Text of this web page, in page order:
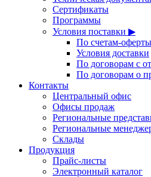
Сертификаты
Программы
Условия поставки ▶
По счетам-оферты
Условия доставки
По договорам с
По договорам о
Контакты
Центральный офис
Офисы продаж
Региональные
Региональные
Склады
Продукция
Прайс-листы
Электронный каталог